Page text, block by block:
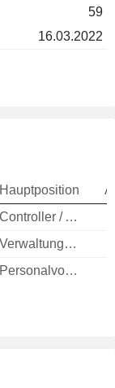
59
16.03.2022
Hauptposition
Controller / Auditor
Verwaltungsratsmitglied
Personalvorstand